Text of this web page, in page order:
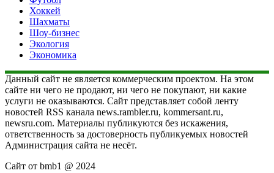
Хоккей
Шахматы
Шоу-бизнес
Экология
Экономика
Данный сайт не является коммерческим проектом. На этом
сайте ни чего не продают, ни чего не покупают, ни какие
услуги не оказываются. Сайт представляет собой ленту
новостей RSS канала news.rambler.ru, kommersant.ru,
newsru.com. Материалы публикуются без искажения,
ответственность за достоверность публикуемых новостей
Администрация сайта не несёт.
Сайт от bmb1 @ 2024